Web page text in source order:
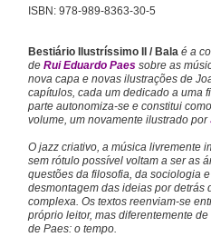
ISBN: 978-989-8363-30-5
Bestiário Ilustríssimo II / Bala é a
de Rui Eduardo Paes sobre as
nova capa e novas ilustrações de
capítulos, cada um dedicado a uma
parte autonomiza-se e constitui
volume, um novamente ilustrado por
O jazz criativo, a música livremente
sem rótulo possível voltam a ser as
questões da filosofia, da sociologia
desmontagem das ideias por detrás
complexa. Os textos reenviam-se
próprio leitor, mas diferentemente de
de Paes: o tempo.